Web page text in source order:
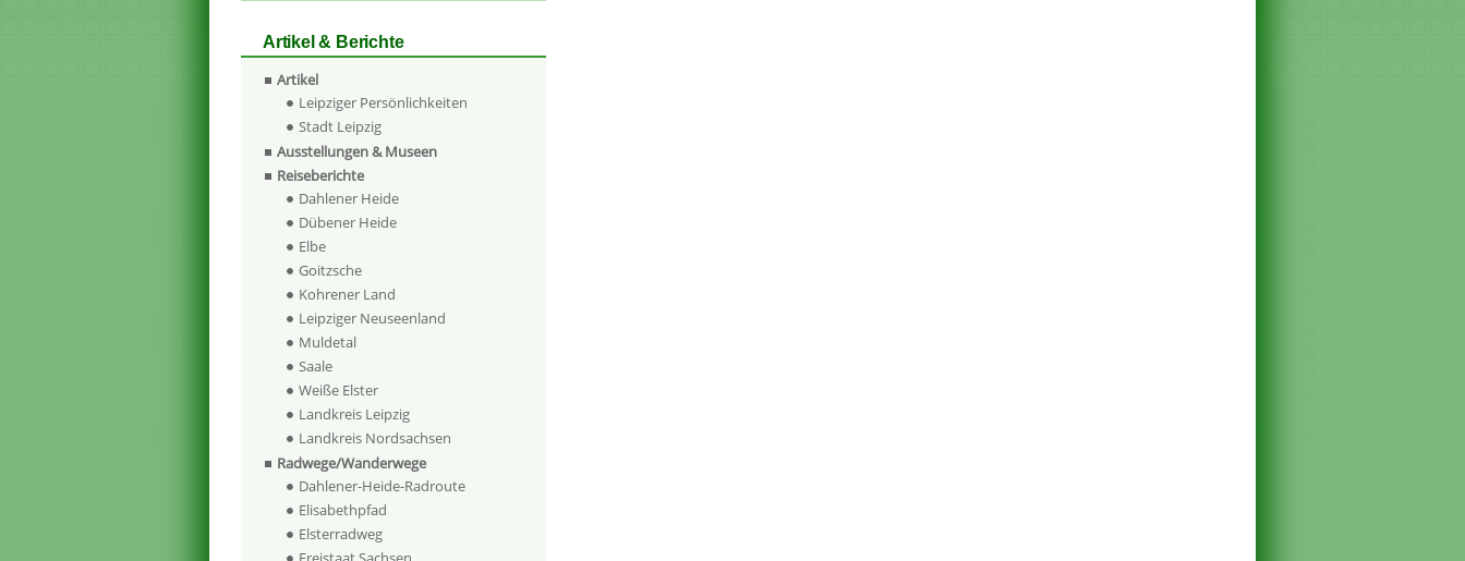
Artikel & Berichte
Artikel
Leipziger Persönlichkeiten
Stadt Leipzig
Ausstellungen & Museen
Reiseberichte
Dahlener Heide
Dübener Heide
Elbe
Goitzsche
Kohrener Land
Leipziger Neuseenland
Muldetal
Saale
Weiße Elster
Landkreis Leipzig
Landkreis Nordsachsen
Radwege/Wanderwege
Dahlener-Heide-Radroute
Elisabethpfad
Elsterradweg